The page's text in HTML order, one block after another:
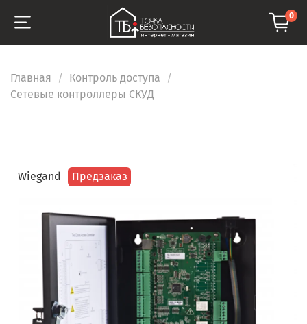
0
Главная
Контроль доступа
Сетевые контроллеры СКУД
Wiegand Предзаказ